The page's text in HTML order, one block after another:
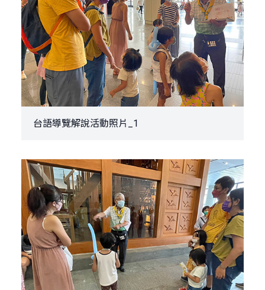
台語導覽解說活動照片_1